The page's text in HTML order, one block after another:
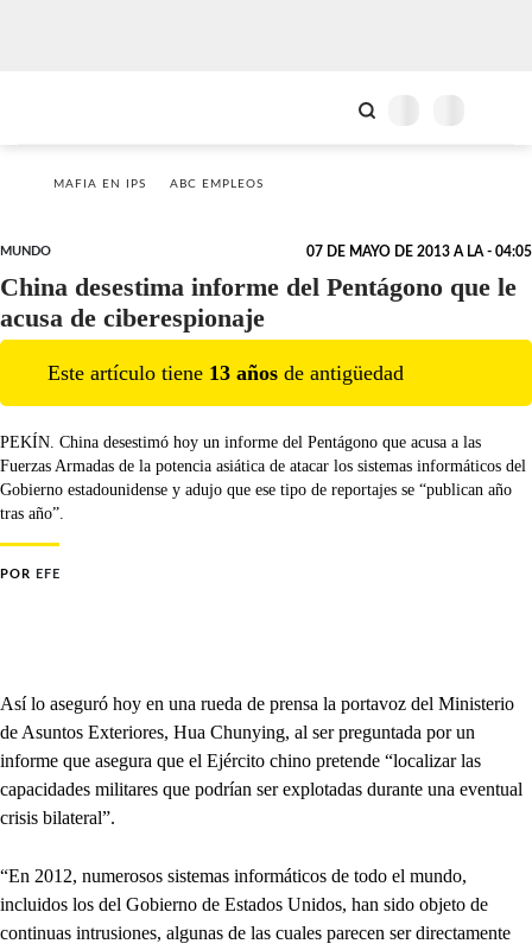
MAFIA EN IPS ABC EMPLEOS
MUNDO 07 DE MAYO DE 2013 A LA - 04:05
China desestima informe del Pentágono que le
acusa de ciberespionaje
Este artículo tiene 13 años de antigüedad
PEKÍN. China desestimó hoy un informe del Pentágono que acusa a las
Fuerzas Armadas de la potencia asiática de atacar los sistemas informáticos del
Gobierno estadounidense y adujo que ese tipo de reportajes se “publican año
tras año”.
POR EFE
Así lo aseguró hoy en una rueda de prensa la portavoz del Ministerio
de Asuntos Exteriores, Hua Chunying, al ser preguntada por un
informe que asegura que el Ejército chino pretende “localizar las
capacidades militares que podrían ser explotadas durante una eventual
crisis bilateral”.
“En 2012, numerosos sistemas informáticos de todo el mundo,
incluidos los del Gobierno de Estados Unidos, han sido objeto de
continuas intrusiones, algunas de las cuales parecen ser directamente